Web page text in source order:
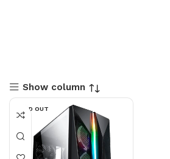
Show column
SOLD OUT